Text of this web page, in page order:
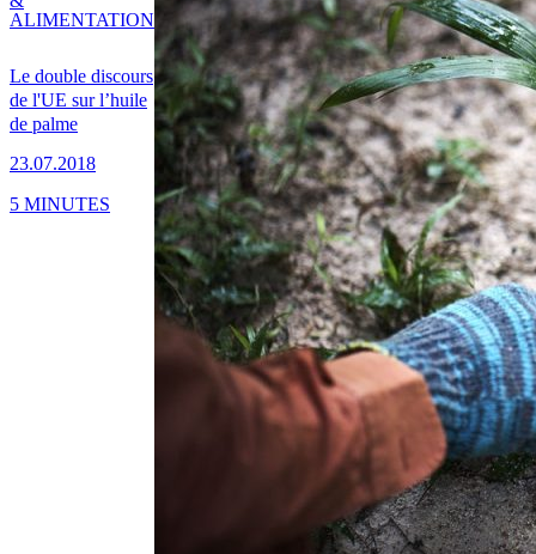
Le double discours
de l'UE sur l’huile
de palme
23.07.2018
ALIMENTATION
5 MINUTES